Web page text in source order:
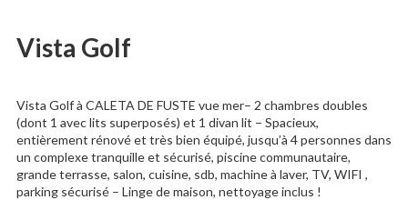
Vista Golf
Vista Golf à CALETA DE FUSTE vue mer– 2 chambres doubles
(dont 1 avec lits superposés) et 1 divan lit – Spacieux,
entièrement rénové et très bien équipé, jusqu’à 4 personnes dans
un complexe tranquille et sécurisé, piscine communautaire,
grande terrasse, salon, cuisine, sdb, machine à laver, TV, WIFI ,
parking sécurisé – Linge de maison, nettoyage inclus !